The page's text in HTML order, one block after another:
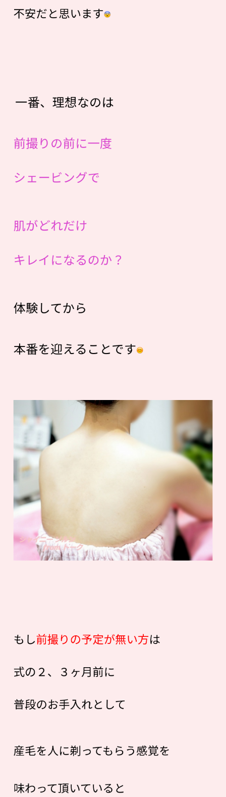
不安だと思います
一番、理想なのは
前撮りの前に一度
シェービングで
肌がどれだけ
キレイになるのか？
体験してから
本番を迎えることです
もし前撮りの予定が無い方は
式の２、３ヶ月前に
普段のお手入れとして
産毛を人に剃ってもらう感覚を
味わって頂いていると